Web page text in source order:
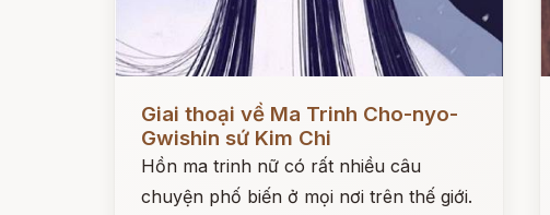
Giai thoại về Ma Trinh Cho-nyo-
Gwishin sứ Kim Chi
Hồn ma trinh nữ có rất nhiều câu
chuyện phố biến ở mọi nơi trên thế giới.